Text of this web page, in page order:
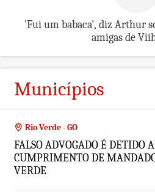
'Fui um babaca', diz Arthur
amigas de
Municípios
Rio Verde - GO
FALSO ADVOGADO É DETIDO
CUMPRIMENTO DE
VERDE